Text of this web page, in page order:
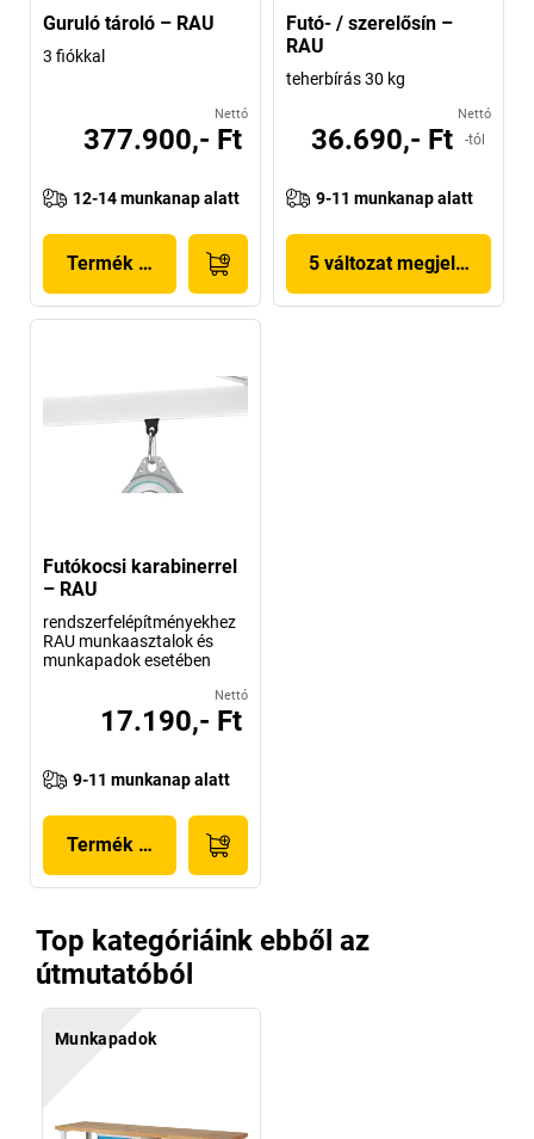
Guruló tároló – RAU
3 fiókkal
Nettó
377.900,- Ft
12-14 munkanap alatt
Termék megjelenítése
Futó- / szerelősín –
RAU
teherbírás 30 kg
Nettó
36.690,- Ft -tól
9-11 munkanap alatt
5 változat megjelenítése
Futókocsi karabinerrel
– RAU
rendszerfelépítményekhez
RAU munkaasztalok és
munkapadok esetében
Nettó
17.190,- Ft
9-11 munkanap alatt
Termék megjelenítése
Top kategóriáink ebből az
útmutatóból
Munkapadok